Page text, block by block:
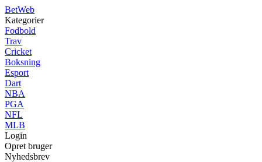
BetWeb
Kategorier
Fodbold
Trav
Cricket
Boksning
Esport
Dart
NBA
PGA
NFL
MLB
Login
Opret bruger
Nyhedsbrev